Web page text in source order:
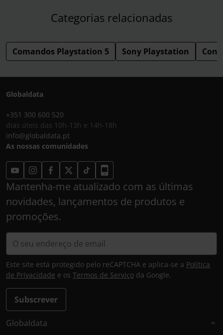
Categorias relacionadas
Comandos Playstation 5 Sony Playstation
Globaldata
+351 300 600 520
dias úteis das 10h-13h e 14h-18h
info@globaldata.pt
As nossas comunidades
Mantenha-me atualizado com as últimas
novidades, lançamentos de produtos e
promoções.
Subscrever
Este site está protegido pelo reCAPTCHA e aplica-se a Política
de Privacidade e os Termos de Serviço da Google.
Globaldata